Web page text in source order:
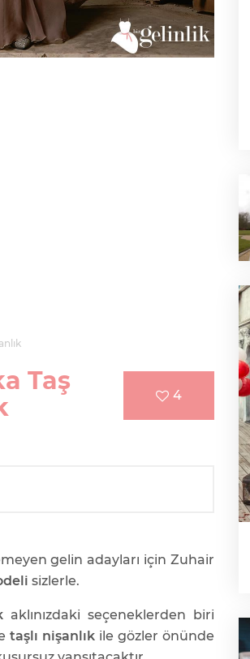
Taş
4
gelin adayları için Zuhair
sizlerle.
aklınızdaki seçeneklerden biri
taşlı nişanlıkile gözler önünde